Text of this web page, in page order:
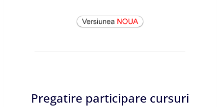
Pregatire participare cursuri